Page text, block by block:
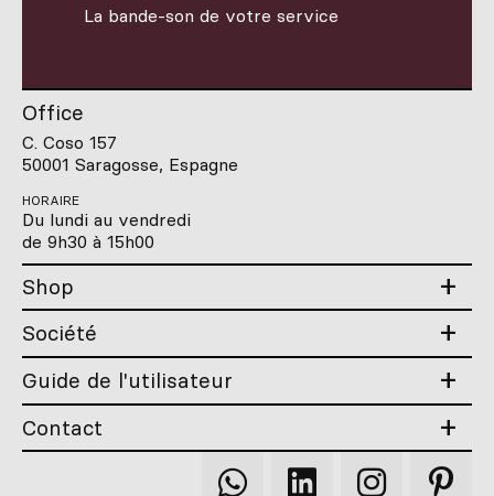
La bande-son de votre service
Office
C. Coso 157
50001 Saragosse, Espagne
HORAIRE
Du lundi au vendredi
de 9h30 à 15h00
Shop
Société
Guide de l'utilisateur
Contact
Qooqer Qooqer Qooqer Qooqer